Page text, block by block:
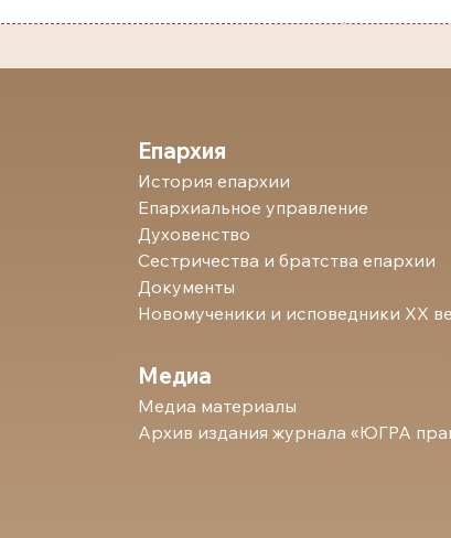
Епархия
История епархии
Епархиальное управление
Духовенство
Сестричества и братства епархии
Документы
Новомученики и исповедники ХХ
Медиа
Медиа материалы
Архив издания журнала «ЮГРА